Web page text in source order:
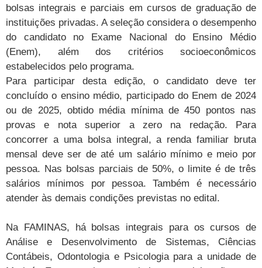
bolsas integrais e parciais em cursos de graduação de
instituições privadas. A seleção considera o desempenho
do candidato no Exame Nacional do Ensino Médio
(Enem), além dos critérios socioeconômicos
estabelecidos pelo programa.
Para participar desta edição, o candidato deve ter
concluído o ensino médio, participado do Enem de 2024
ou de 2025, obtido média mínima de 450 pontos nas
provas e nota superior a zero na redação. Para
concorrer a uma bolsa integral, a renda familiar bruta
mensal deve ser de até um salário mínimo e meio por
pessoa. Nas bolsas parciais de 50%, o limite é de três
salários mínimos por pessoa. Também é necessário
atender às demais condições previstas no edital.
Na FAMINAS, há bolsas integrais para os cursos de
Análise e Desenvolvimento de Sistemas, Ciências
Contábeis, Odontologia e Psicologia para a unidade de